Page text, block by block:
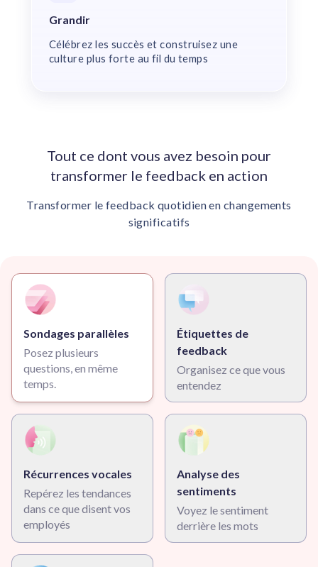
Grandir
Célébrez les succès et construisez une
culture plus forte au fil du temps
Tout ce dont vous avez besoin pour
transformer le feedback en action
Transformer le feedback quotidien en changements
significatifs
Sondages parallèles
Posez plusieurs
questions, en même
temps.
Étiquettes de
feedback
Organisez ce que vous
entendez
Récurrences vocales
Repérez les tendances
dans ce que disent vos
employés
Analyse des
sentiments
Voyez le sentiment
derrière les mots